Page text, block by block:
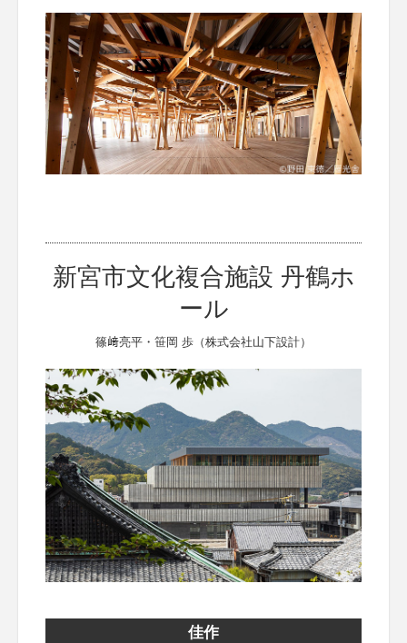
新宮市文化複合施設 丹鶴ホ
ール
篠﨑亮平・笹岡 歩（株式会社山下設計）
佳作